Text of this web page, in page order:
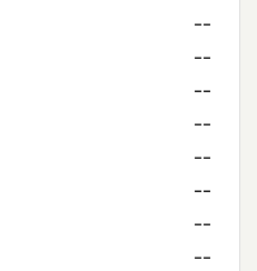
--
--
--
--
--
--
--
--